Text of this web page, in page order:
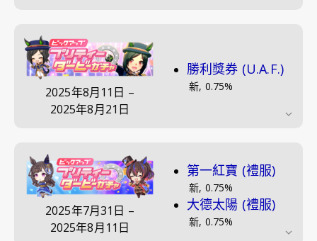
2025年8月11日 –
2025年8月21日
勝利獎券 (U.A.F.)
新, 0.75%
2025年7月31日 –
2025年8月11日
第一紅寶 (禮服)
新, 0.75%
大德太陽 (禮服)
新, 0.75%